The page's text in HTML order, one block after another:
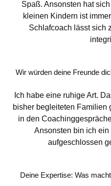
Spaß. Ansonsten hat
kleinen Kindern ist
Schlafcoach lässt sich
Wir würden deine Freunde
Ich habe eine ruhige Art.
bisher begleiteten Familien
in den
Ansonsten bin ich
aufgeschlossen
Deine Expertise: Was